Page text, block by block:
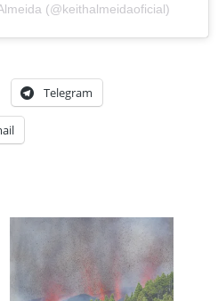
(@keithalmeidaoficial)
Telegram